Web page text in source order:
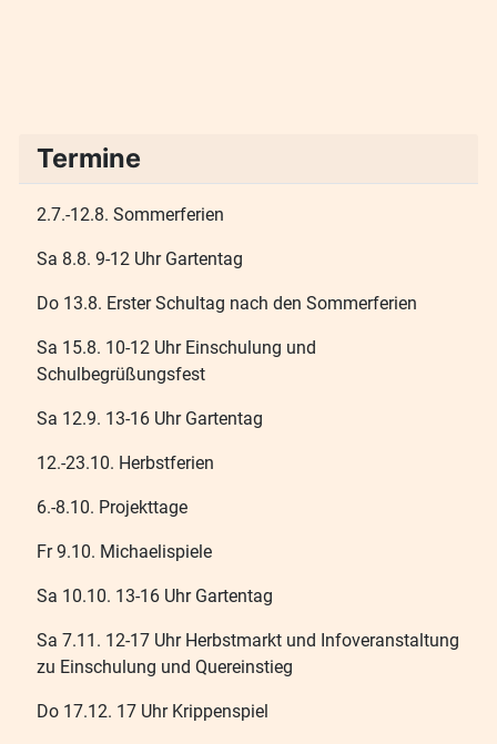
Termine
2.7.-12.8. Sommerferien
Sa 8.8. 9-12 Uhr Gartentag
Do 13.8. Erster Schultag nach den Sommerferien
Sa 15.8. 10-12 Uhr Einschulung und
Schulbegrüßungsfest
Sa 12.9. 13-16 Uhr Gartentag
12.-23.10. Herbstferien
6.-8.10. Projekttage
Fr 9.10. Michaelispiele
Sa 10.10. 13-16 Uhr Gartentag
Sa 7.11. 12-17 Uhr Herbstmarkt und Infoveranstaltung
zu Einschulung und Quereinstieg
Do 17.12. 17 Uhr Krippenspiel